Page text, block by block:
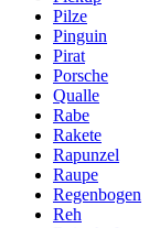
Pilze
Pinguin
Pirat
Porsche
Qualle
Rabe
Rakete
Rapunzel
Raupe
Regenbogen
Reh